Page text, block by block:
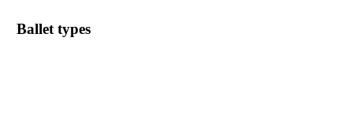
Ballet types